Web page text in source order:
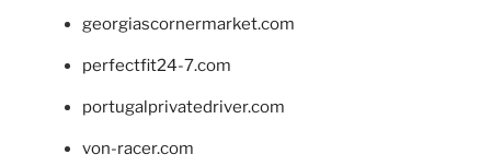
georgiascornermarket.com
perfectfit24-7.com
portugalprivatedriver.com
von-racer.com